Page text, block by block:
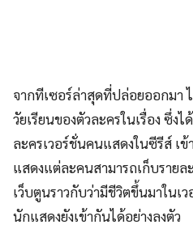
จากทีเซอร์ล่าสุดที่ปล่อยออกมา
วัยเรียนของตัวละครในเรื่อง ซึ่ง
ละครเวอร์ชั่นคนแสดงในซีรีส์ เ
แสดงแต่ละคนสามารถเก็บรายล
เว็บตูนราวกับว่ามีชีวิตขึ้นมาในเ
นักแสดงยังเข้ากันได้อย่างลงตัว